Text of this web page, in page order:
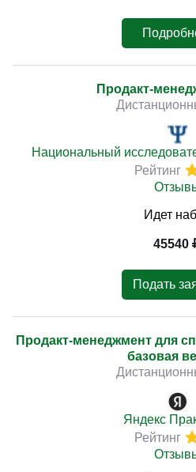
Продакт-
Национальный
Рейтинг
Идет
45540
Подать
Продакт-менеджмент для
базовая
Яндекс
Рейтинг